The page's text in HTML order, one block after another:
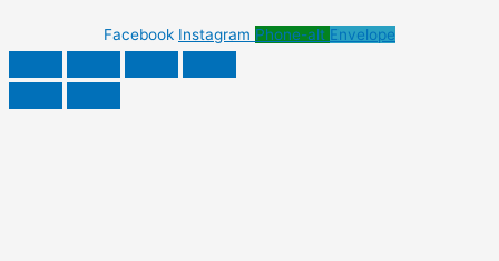
Facebook Instagram Phone-alt Envelope